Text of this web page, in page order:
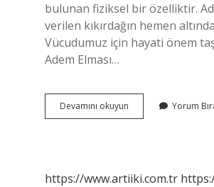
bulunan fiziksel bir özelliktir.
verilen kıkırdağın hemen
Vücudumuz için hayati önem
Adem Elması…
Devamını okuyun
Elması
Yorum
https://www.artiiki.com.tr